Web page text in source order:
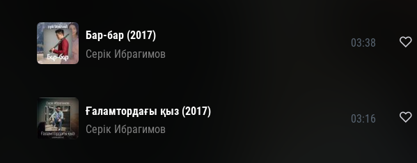
Бар-бар (2017)
Серік Ибрагимов
03:38
Ғаламтордағы қыз (2017)
Серік Ибрагимов
03:16